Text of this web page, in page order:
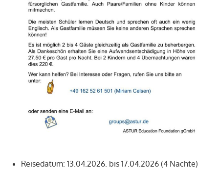
Reisedatum: 13.04.2026. bis 17.04.2026 (4 Nächte)